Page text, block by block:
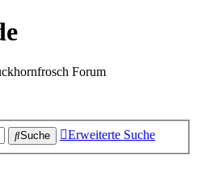
Forum
Suche Erweiterte Suche